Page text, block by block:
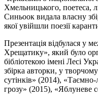
Хмельницького, поетеса,
Синьоок видала власну
якої увійшли поезії
Презентація відбулася у
Хрещатику», який було
бібліотекою імені Лесі
збірка авторки, у
сутінків» (2014),
грозу» (2015), «Яблуневе